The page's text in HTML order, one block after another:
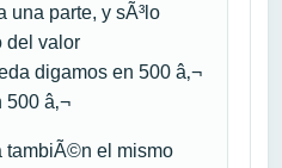
una parte, y sÃ³lo
del valor
digamos en 500 â‚¬
â‚¬
tambiÃ©n el mismo